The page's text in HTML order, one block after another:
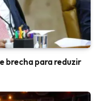
brecha para reduzir